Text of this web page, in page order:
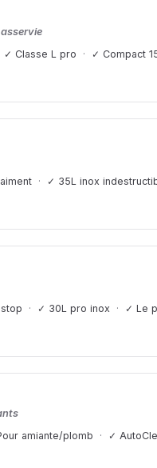
✓ Classe L pro ✓ Compact
✓ 35L inox
✓ 30L pro inox ✓ Le
amiante/plomb ✓